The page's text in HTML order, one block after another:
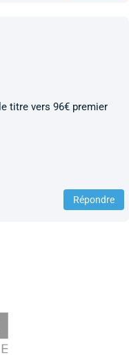
titre vers 96€ premier
Répondre